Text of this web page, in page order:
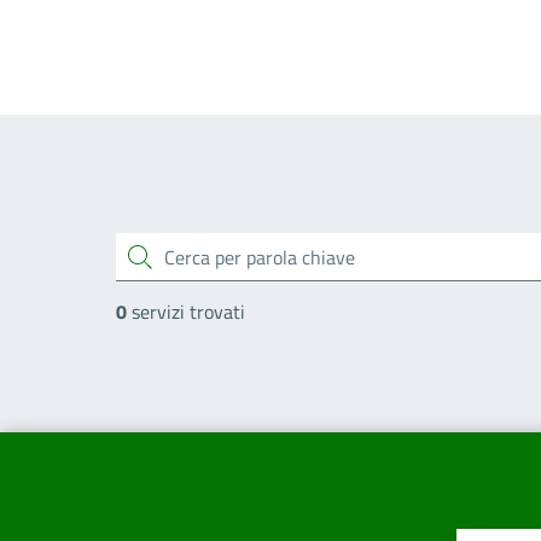
cerca
0servizi trovati